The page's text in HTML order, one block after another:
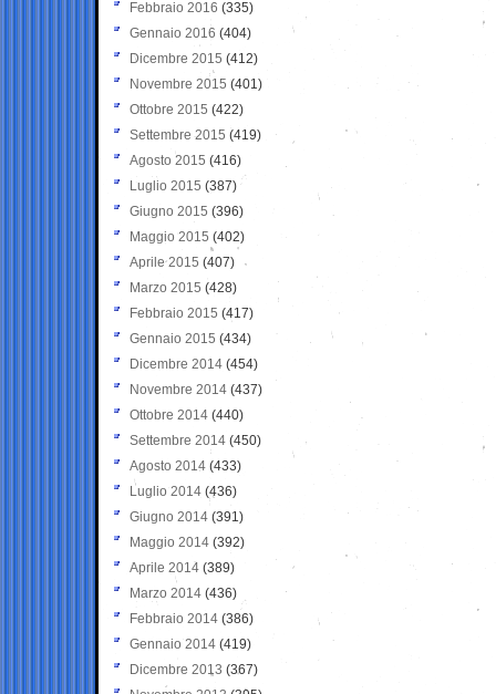
Febbraio 2016 (335)
Gennaio 2016 (404)
Dicembre 2015 (412)
Novembre 2015 (401)
Ottobre 2015 (422)
Settembre 2015 (419)
Agosto 2015 (416)
Luglio 2015 (387)
Giugno 2015 (396)
Maggio 2015 (402)
Aprile 2015 (407)
Marzo 2015 (428)
Febbraio 2015 (417)
Gennaio 2015 (434)
Dicembre 2014 (454)
Novembre 2014 (437)
Ottobre 2014 (440)
Settembre 2014 (450)
Agosto 2014 (433)
Luglio 2014 (436)
Giugno 2014 (391)
Maggio 2014 (392)
Aprile 2014 (389)
Marzo 2014 (436)
Febbraio 2014 (386)
Gennaio 2014 (419)
Dicembre 2013 (367)